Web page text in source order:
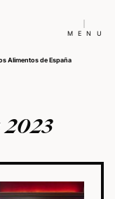
MENU
Alimentos de España
2023